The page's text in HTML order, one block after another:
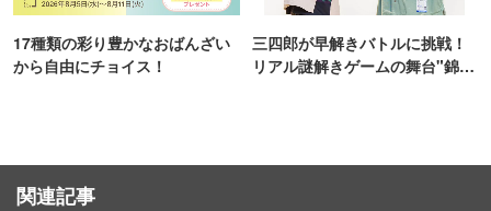
17種類の彩り豊かなおばんざい
から自由にチョイス！
三四郎が早解きバトルに挑戦！
リアル謎解きゲームの舞台"錦糸
関連記事